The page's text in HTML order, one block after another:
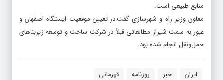
منابع طبیعی است.
معاون وزیر راه و شهرسازی گفت:‌در تعیین موقعیت ایستگاه اصفهان و
عبور به سمت شیراز مطالعاتی قبلاً در شرکت ساخت و توسعه زیربناهای
حمل‌ونقل انجام شده بود.
ایران خبر روزنامه قهرمانی